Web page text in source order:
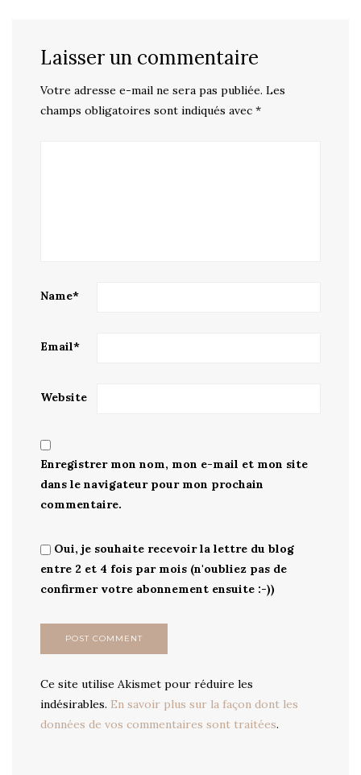
Laisser un commentaire
Votre adresse e-mail ne sera pas publiée. Les
champs obligatoires sont indiqués avec *
Name*
Email*
Website
Enregistrer mon nom, mon e-mail et mon site
dans le navigateur pour mon prochain
commentaire.
Oui, je souhaite recevoir la lettre du blog
entre 2 et 4 fois par mois (n'oubliez pas de
confirmer votre abonnement ensuite :-))
Ce site utilise Akismet pour réduire les
indésirables. En savoir plus sur la façon dont les
données de vos commentaires sont traitées.